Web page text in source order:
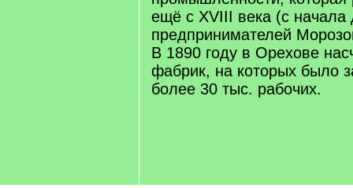
ещё с XVIII века (с начала
предпринимателей
В 1890 году в Орехове
фабрик, на которых было
более 30 тыс. рабочих.